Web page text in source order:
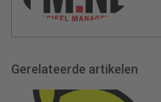
Gerelateerde artikelen